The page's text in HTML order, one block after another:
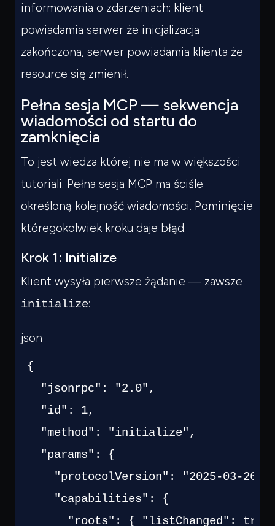
informowania o zdarzeniach: klient
powiadamia serwer że inicjalizacja
zakończona, serwer powiadamia klienta że
resource się zmienił.
Pełna sesja MCP — sekwencja
wiadomości od startu do
zamknięcia
To jest wiedza której nie ma w większości
tutoriali. Pełna sesja MCP ma ściśle
określoną kolejność wiadomości. Pominięcie
któregokolwiek kroku daje błąd.
Krok 1: Initialize
Klient wysyła pierwsze żądanie — zawsze
initialize:
json
{
"jsonrpc" : "2.0" ,
"id" : 1,
"method" : "initialize" ,
"params" :
{
"protocolVersion" : "2025-03-26"
"capabilities" :
{
"roots" : { "listChanged" :
true